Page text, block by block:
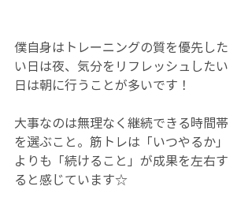
僕自身はトレーニングの質を優先した
い日は夜、気分をリフレッシュしたい
日は朝に行うことが多いです！
大事なのは無理なく継続できる時間帯
を選ぶこと。筋トレは「いつやるか」
よりも「続けること」が成果を左右す
ると感じています☆